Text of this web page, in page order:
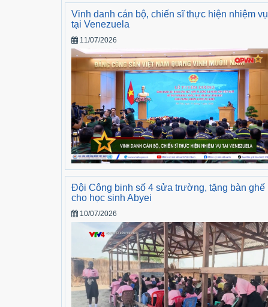
Vinh danh cán bộ, chiến sĩ thực hiện nhiệm vụ
tại Venezuela
11/07/2026
Đội Công binh số 4 sửa trường, tặng bàn ghế
cho học sinh Abyei
10/07/2026